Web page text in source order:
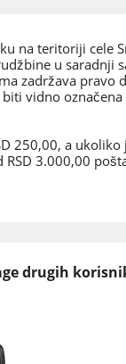
na teritoriji cele
u saradnji
zadržava pravo
biti vidno
250,00, a
3.000,00
drugih